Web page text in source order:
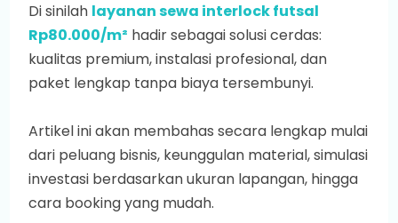
Di sinilah layanan sewa interlock futsal
Rp80.000/m² hadir sebagai solusi cerdas:
kualitas premium, instalasi profesional, dan
paket lengkap tanpa biaya tersembunyi.
Artikel ini akan membahas secara lengkap mulai
dari peluang bisnis, keunggulan material, simulasi
investasi berdasarkan ukuran lapangan, hingga
cara booking yang mudah.